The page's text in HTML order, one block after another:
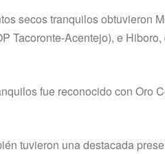
secos tranquilos obtuvieron
Tacoronte-Acentejo), e
fue reconocido con Oro
tuvieron una destacada